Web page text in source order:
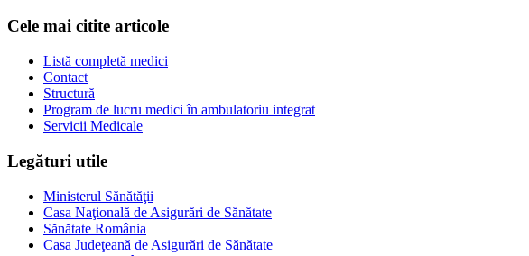
Cele mai citite articole
Listă completă medici
Contact
Structură
Program de lucru medici în ambulatoriu integrat
Servicii Medicale
Legături utile
Ministerul Sănătăţii
Casa Naţională de Asigurări de Sănătate
Sănătate România
Casa Judeţeană de Asigurări de Sănătate